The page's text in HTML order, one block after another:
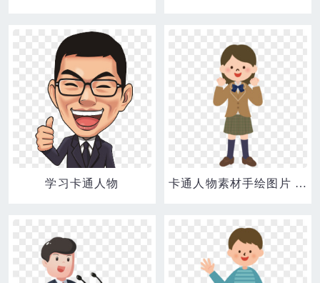
学习卡通人物 卡通人物素材手绘图片 卡通可爱小女孩